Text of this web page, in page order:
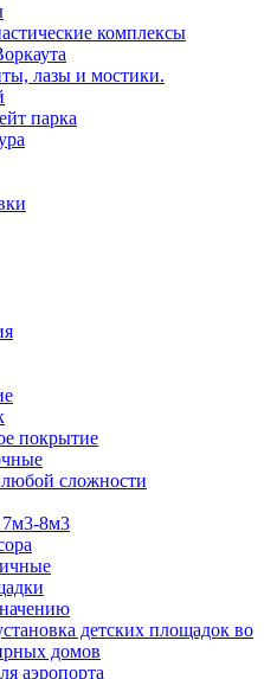
комплексы
лазы и мостики.
парка
покрытие
сложности
7м3-8м3
детских площадок во
домов
аэропорта